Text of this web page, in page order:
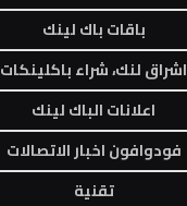
باقات باك لينك
اشراق لنك، شراء باكلينكات
اعلانات الباك لينك
فودوافون اخبار الاتصالات
تقنية